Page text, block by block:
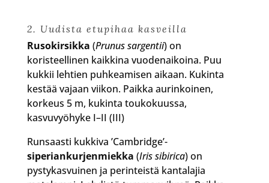
2. Uudista etupihaa kasveilla
Rusokirsikka (Prunus sargentii) on
koristeellinen kaikkina vuodenaikoina. Puu
kukkii lehtien puhkeamisen aikaan. Kukinta
kestää vajaan viikon. Paikka aurinkoinen,
korkeus 5 m, kukinta toukokuussa,
kasvuvyöhyke I–II (III)
Runsaasti kukkiva ’Cambridge’-
siperiankurjenmiekka (Iris sibirica) on
pystykasvuinen ja perinteistä kantalajia